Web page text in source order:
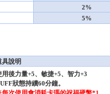
2%
5%
具說明
用後力量+5、敏捷+5、智力+3
狀態持續60分鐘。